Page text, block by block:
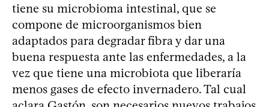
tiene su microbioma intestinal, que se
compone de microorganismos bien
adaptados para degradar fibra y dar una
buena respuesta ante las enfermedades, a la
vez que tiene una microbiota que liberaría
menos gases de efecto invernadero. Tal cual